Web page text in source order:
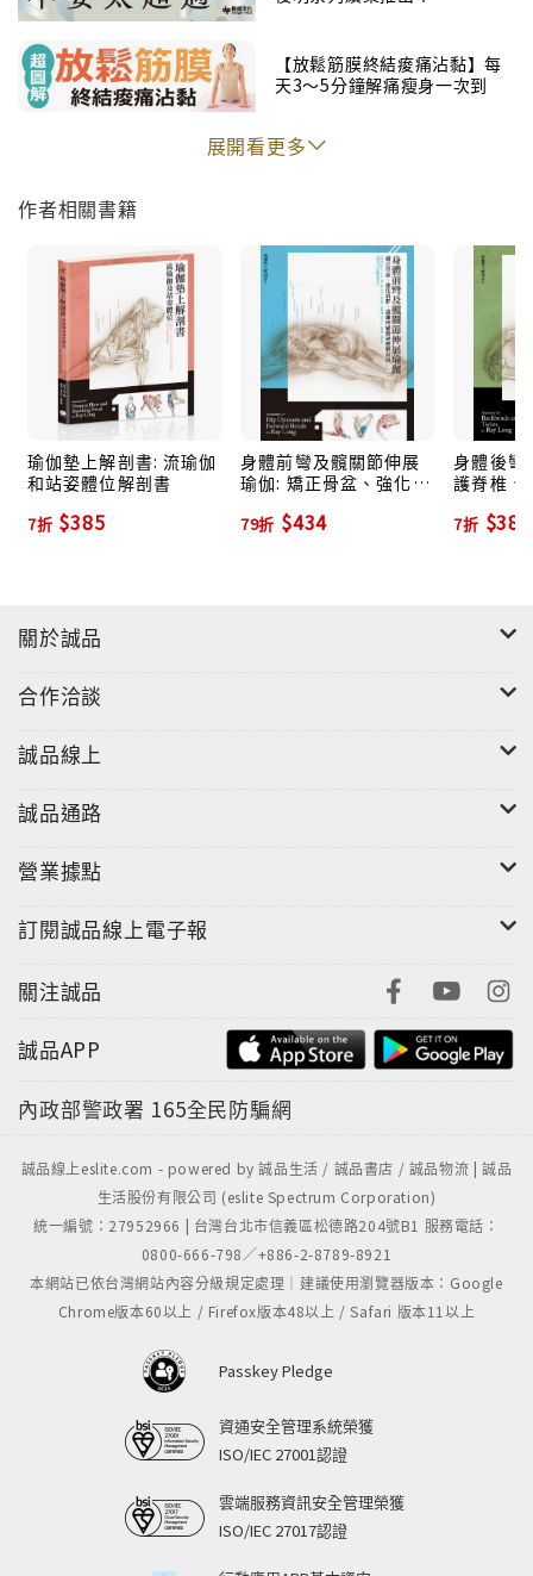
反轉身體使用慣性，重啟靈活自如的力量！
利用最新醫學解剖技術圖示，多角度透視瑜伽體位，
方向與角度，
確保每一個動作正確、安全無虞。
我們人類是以兩足直立行走的動物，髖部與下肢都設計
來負重，頸肩背和上肢則重靈活敏捷，以利我們跟外在
世界互動。上肢平衡和倒立體位的共同點，就是將各種
對立整合在身體內，藉此開發少用而僵硬的肌肉，強化
骨骼與韌帶，並進一步調節心血管、內分泌與神經系統
的平衡，為心智注入堅實能量。
【上肢平衡體位：提振精神，打通脈輪與神經系統的能
暢通脈輪與神經系統的通道，使能量得以在體內均衡流
動。
【倒立體位：瑜伽體位法之王，能深層活化腦部、心
所謂倒立，即為反轉平日正常的姿勢，使頭部低於心
化腦脊髓液的沖刷排毒能力，活絡副交感神經，降低血
身體進入更高層、更深入的淨化與放鬆。
【為了安全練習，絕對必要先行理解】
更深入大腦心智層面，動作難度也相對較高，因此，練
本書詳論上肢平衡、倒立與復原體位等22組體位，從概
述、重要關節擺位、準備動作、替代方法、單一步驟指
引等單元，帶你深入認識每一種體位，讓你更有效率地
【放鬆筋膜終結痠痛沾黏】每
天3～5分鐘解痛瘦身一次到
展開看更多
作者相關書籍
瑜伽墊上解剖書: 流瑜伽
和站姿體位解剖書
7折 $385
身體前彎及髖關節伸展
瑜伽: 矯正骨盆、強化肌
剖書
79折 $434
身體後彎
護脊椎、
書
7折 $385
關於誠品
合作洽談
誠品線上
誠品通路
營業據點
訂閱誠品線上電子報
關注誠品
誠品APP
內政部警政署 165全民防騙網
誠品線上eslite.com - powered by 誠品生活 / 誠品書店 / 誠品物流 | 誠品
生活股份有限公司 (eslite Spectrum Corporation)
統一編號：27952966 | 台灣台北市信義區松德路204號B1 服務電話：
0800-666-798／+886-2-8789-8921
本網站已依台灣網站內容分級規定處理｜建議使用瀏覽器版本：Google
Chrome版本60以上 / Firefox版本48以上 / Safari 版本11以上
Passkey Pledge
資通安全管理系統榮獲
ISO/IEC 27001認證
雲端服務資訊安全管理榮獲
ISO/IEC 27017認證